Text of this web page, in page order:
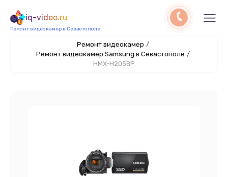
iq-video.ru
Ремонт видеокамер в Севастополе
Ремонт видеокамер /
Ремонт видеокамер Samsung в Севастополе /
HMX-H205BP